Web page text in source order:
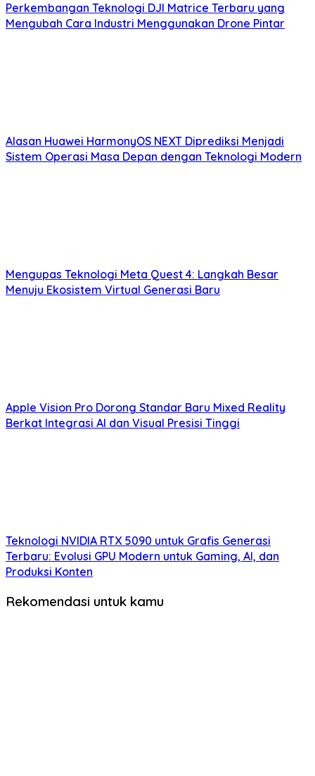
Perkembangan Teknologi DJI Matrice Terbaru yang
Mengubah Cara Industri Menggunakan Drone Pintar
Alasan Huawei HarmonyOS NEXT Diprediksi Menjadi
Sistem Operasi Masa Depan dengan Teknologi Modern
Mengupas Teknologi Meta Quest 4: Langkah Besar
Menuju Ekosistem Virtual Generasi Baru
Apple Vision Pro Dorong Standar Baru Mixed Reality
Berkat Integrasi AI dan Visual Presisi Tinggi
Teknologi NVIDIA RTX 5090 untuk Grafis Generasi
Terbaru: Evolusi GPU Modern untuk Gaming, AI, dan
Produksi Konten
Rekomendasi untuk kamu